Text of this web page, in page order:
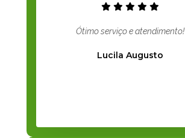
Ótimo serviço e atendimento!
Lucila Augusto